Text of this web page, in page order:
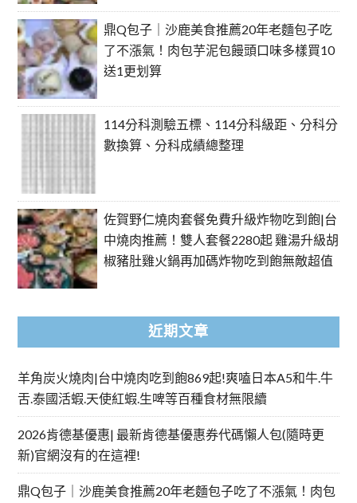
鼎Q包子｜沙鹿美食推薦20年老麵包子吃
了不漲氣！肉包芋泥包饅頭口味多樣買10
送1更划算
114分科測驗五標、114分科級距、分科分
數換算、分科成績總整理
佐賀野仁燒肉套餐免費升級炸物吃到飽|台
中燒肉推薦！雙人套餐2280起 雞湯升級胡
椒豬肚雞火鍋再加碼炸物吃到飽無敵超值
近期文章
羊角炭火燒肉|台中燒肉吃到飽869起!爽嗑日本A5和牛.牛
舌.泰國活蝦.天使紅蝦.生啤等百種食材無限續
2026肯德基優惠| 最新肯德基優惠券代碼懶人包(隨時更
新)官網沒有的在這裡!
鼎Q包子｜沙鹿美食推薦20年老麵包子吃了不漲氣！肉包